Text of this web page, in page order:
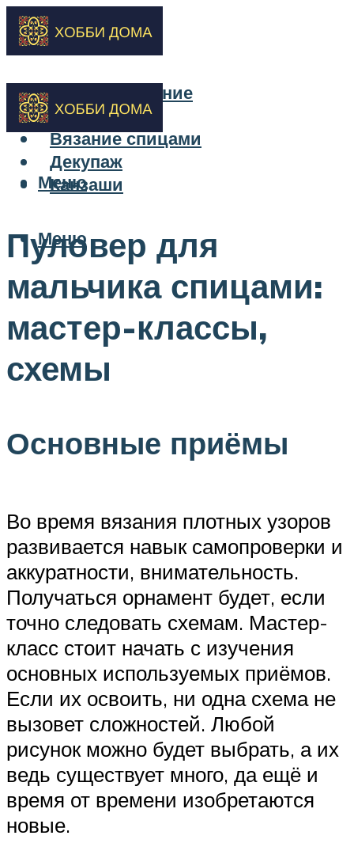
Бисероплетение
Вышивка
Вязание спицами
Декупаж
Канзаши
Меню
Меню
Пуловер для
мальчика спицами:
мастер-классы,
схемы
Основные приёмы
Во время вязания плотных узоров
развивается навык самопроверки и
аккуратности, внимательность.
Получаться орнамент будет, если
точно следовать схемам. Мастер-
класс стоит начать с изучения
основных используемых приёмов.
Если их освоить, ни одна схема не
вызовет сложностей. Любой
рисунок можно будет выбрать, а их
ведь существует много, да ещё и
время от времени изобретаются
новые.